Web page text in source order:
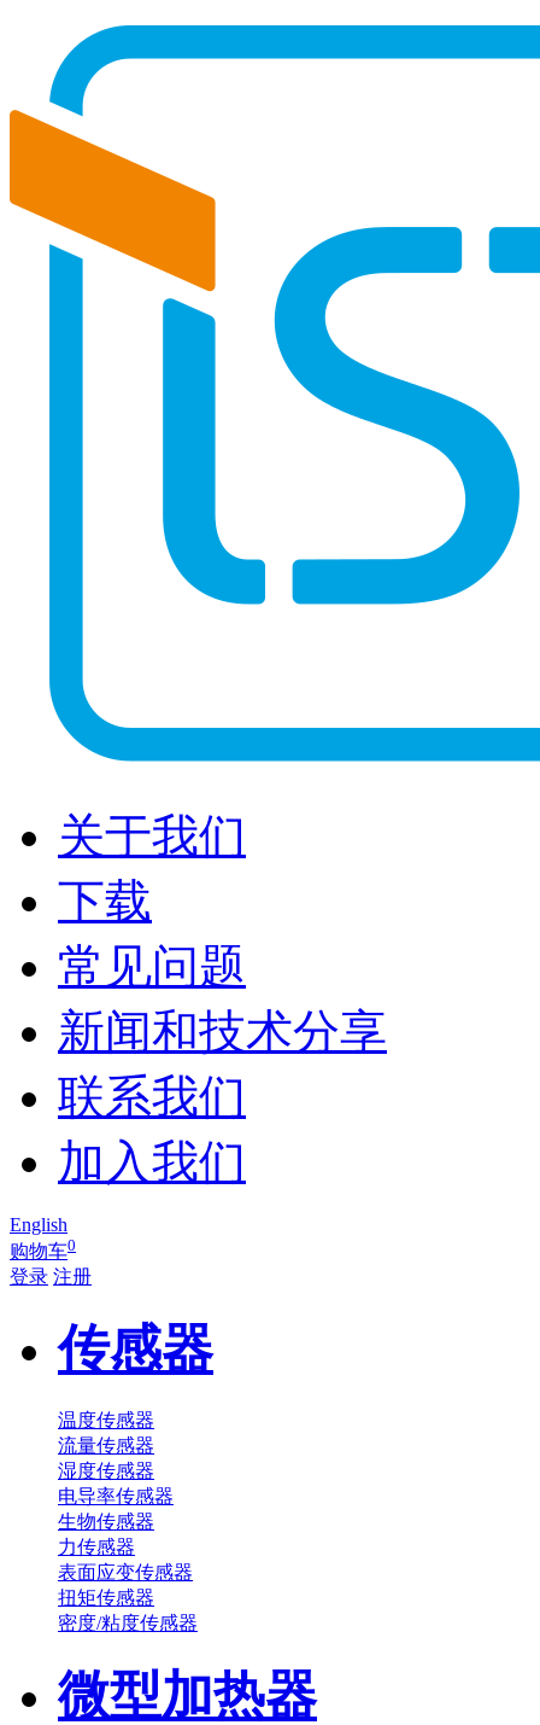
关于我们
下载
常见问题
新闻和技术分享
联系我们
加入我们
English
购物车0
登录 注册
传感器
温度传感器
流量传感器
湿度传感器
电导率传感器
生物传感器
力传感器
表面应变传感器
扭矩传感器
密度/粘度传感器
微型加热器